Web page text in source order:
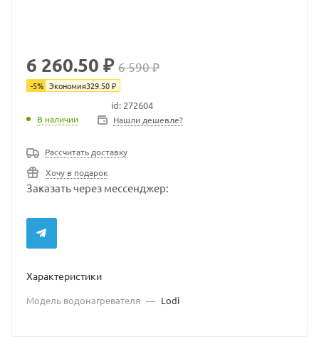
6 260.50 ₽ 6 590 ₽
-5% Экономия329.50₽
id: 272604
В наличии Нашли дешевле?
Рассчитать доставку
Хочу в подарок
Заказать через мессенджер:
Характеристики
Модель водонагревателя — Lodi